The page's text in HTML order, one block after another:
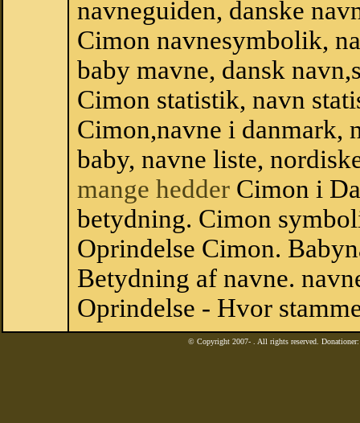
navneguiden, danske
Cimon navnesymbolik,
baby mavne, dansk
Cimon statistik, navn
Cimon,navne i danmark,
baby, navne liste,
mange hedder Cimon i
betydning. Cimon
Oprindelse Cimon.
Betydning af navne.
Oprindelse - Hvor
© Copyright 2007- . All rights reserved.